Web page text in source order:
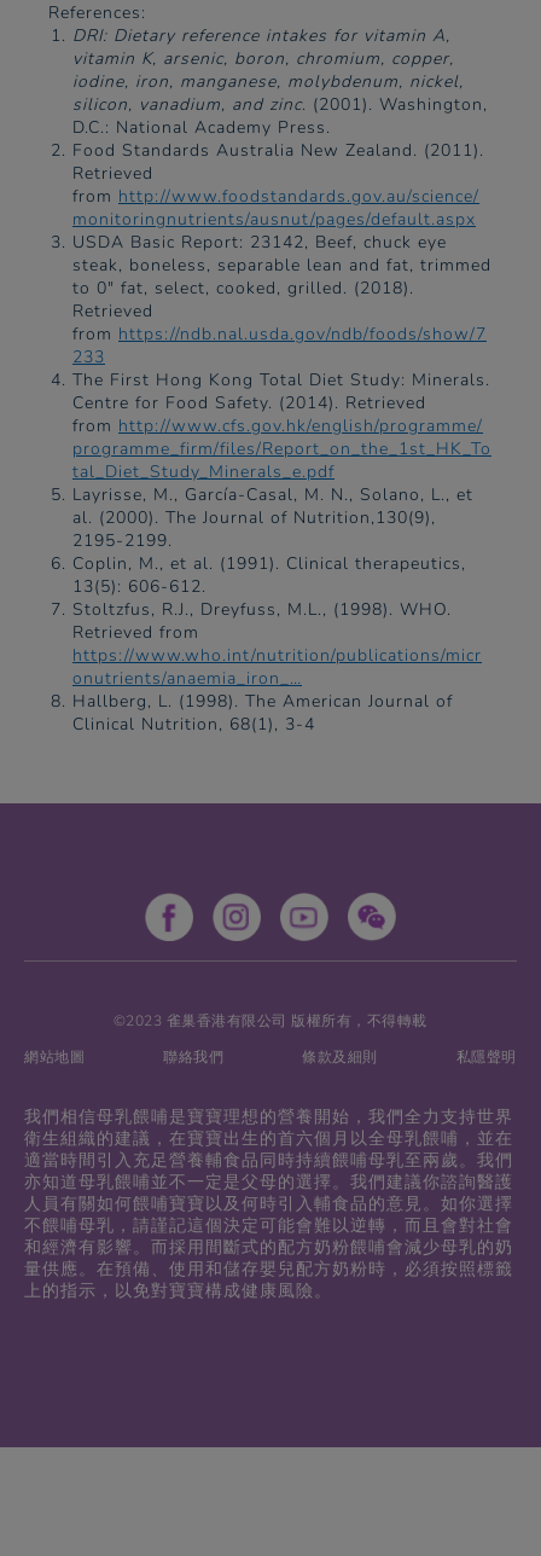
References:
DRI: Dietary reference intakes for vitamin A,
vitamin K, arsenic, boron, chromium, copper,
iodine, iron, manganese, molybdenum, nickel,
silicon, vanadium, and zinc. (2001). Washington,
D.C.: National Academy Press.
Food Standards Australia New Zealand. (2011).
Retrieved
from http://www.foodstandards.gov.au/science/
monitoringnutrients/ausnut/pages/default.aspx
USDA Basic Report: 23142, Beef, chuck eye
steak, boneless, separable lean and fat, trimmed
to 0" fat, select, cooked, grilled. (2018).
Retrieved
from https://ndb.nal.usda.gov/ndb/foods/show/7
233
The First Hong Kong Total Diet Study: Minerals.
Centre for Food Safety. (2014). Retrieved
from http://www.cfs.gov.hk/english/programme/
programme_firm/files/Report_on_the_1st_HK_To
tal_Diet_Study_Minerals_e.pdf
Layrisse, M., García-Casal, M. N., Solano, L., et
al. (2000). The Journal of Nutrition,130(9),
2195-2199.
Coplin, M., et al. (1991). Clinical therapeutics,
13(5): 606-612.
Stoltzfus, R.J., Dreyfuss, M.L., (1998). WHO.
Retrieved from
https://www.who.int/nutrition/publications/micr
onutrients/anaemia_iron_…
Hallberg, L. (1998). The American Journal of
Clinical Nutrition, 68(1), 3-4
©2023 雀巢香港有限公司 版權所有，不得轉載
網站地圖
聯絡我們 條款及細則 私隱聲明
我們相信母乳餵哺是寶寶理想的營養開始，我們全力支持世界
衛生組織的建議，在寶寶出生的首六個月以全母乳餵哺，並在
適當時間引入充足營養輔食品同時持續餵哺母乳至兩歲。我們
亦知道母乳餵哺並不一定是父母的選擇。我們建議你諮詢醫護
人員有關如何餵哺寶寶以及何時引入輔食品的意見。如你選擇
不餵哺母乳，請謹記這個決定可能會難以逆轉，而且會對社會
和經濟有影響。而採用間斷式的配方奶粉餵哺會減少母乳的奶
量供應。在預備、使用和儲存嬰兒配方奶粉時，必須按照標籤
上的指示，以免對寶寶構成健康風險。